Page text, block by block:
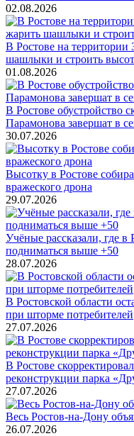
02.08.2026
В Ростове на территории
шашлыки и строить
01.08.2026
В Ростове обустройство
Парамонова завершат в
30.07.2026
Высотку в Ростове
вражеского дрона
29.07.2026
Учёные рассказали, где в
подниматься выше +50
28.07.2026
В Ростовской области
при шторме потребителей
27.07.2026
В Ростове
реконструкции парка
27.07.2026
Весь Ростов-на-Дону
26.07.2026